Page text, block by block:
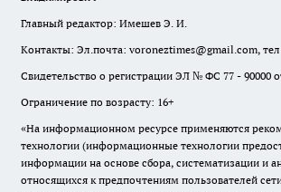
Главный редактор: Имешев Э. И.
Контакты: Эл.почта: voroneztimes@gmail.com, тел:
Свидетельство о регистрации ЭЛ № ФС 77 - 90000
Ограничение по возрасту: 16+
«На информационном ресурсе применяются
технологии (информационные технологии
информации на основе сбора, систематизации и
относящихся к предпочтениям пользователей